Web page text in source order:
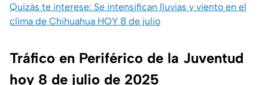
Quizás te interese: Se intensifican lluvias y viento en el
clima de Chihuahua HOY 8 de julio
Tráfico en Periférico de la Juventud
hoy 8 de julio de 2025